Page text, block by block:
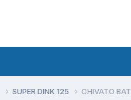
SUPER DINK 125 CHIVATO